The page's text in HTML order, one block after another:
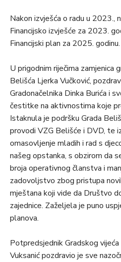
Nakon izvješća o radu u 2023.,
Financijsko izvješće za 2023.
Financijski plan za 2025. godinu.
U prigodnim riječima zamjenica
Belišća Ljerka Vučković,
Gradonačelnika Dinka Burića i
čestitke na aktivnostima koje
Istaknula je podršku Grada
provodi VZG Belišće i DVD, te
omasovljenje mladih i rad s
našeg opstanka, s obzirom da
broja operativnog članstva i
zadovoljstvo zbog pristupa
mještana koji vide da Društvo
zajednice. Zaželjela je puno
planova.
Potpredsjednik Gradskog
Vuksanić pozdravio je sve